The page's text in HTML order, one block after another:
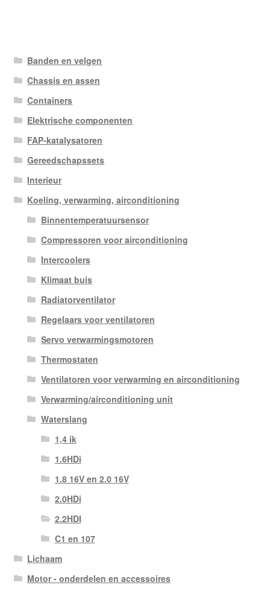
Banden en velgen
Chassis en assen
Containers
Elektrische componenten
FAP-katalysatoren
Gereedschapssets
Interieur
Koeling, verwarming, airconditioning
Binnentemperatuursensor
Compressoren voor airconditioning
Intercoolers
Klimaat buis
Radiatorventilator
Regelaars voor ventilatoren
Servo verwarmingsmotoren
Thermostaten
Ventilatoren voor verwarming en airconditioning
Verwarming/airconditioning unit
Waterslang
1,4 ik
1.6HDi
1.8 16V en 2.0 16V
2.0HDi
2.2HDI
C1 en 107
Lichaam
Motor - onderdelen en accessoires